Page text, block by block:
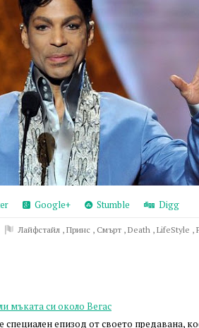
Google+ Stumble Digg
Лайфстайл , Принс , Смърт , Death , LifeStyle ,
мъката си около Вегас
епизод от своето предавана,